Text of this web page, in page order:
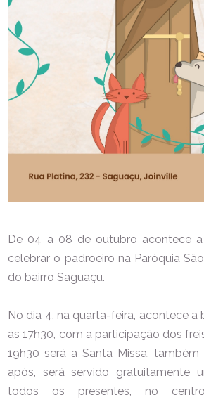
De 04 a 08 de outubro acontece
celebrar o padroeiro na Paróquia
do bairro Saguaçu.
No dia 4, na quarta-feira, acontece a
às 17h30, com a participação dos
19h30 será a Santa Missa,
após, será servido gratuitamente
todos os presentes, no